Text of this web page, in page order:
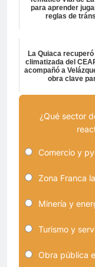
para aprender
reglas de
La Quiaca recuperó
climatizada del
acompañó a
obra clave
¿Qué sector
Comercio y
Zona Franca
Minería y
Turismo y
Obra pública